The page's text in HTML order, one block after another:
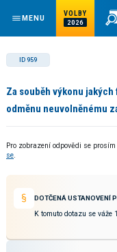
MENU
VOLBY
2026
ID 959
Za souběh výkonu
odměnu neuvolněnému
Pro zobrazení odpovědi se prosím
se.
DOTČENÁ USTANOVENÍ
K tomuto dotazu se